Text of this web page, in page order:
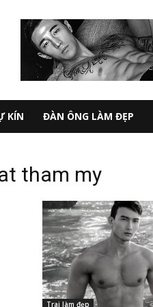
KÍN ĐÀN ÔNG LÀM ĐẸP
tham my
Trai làm đẹp